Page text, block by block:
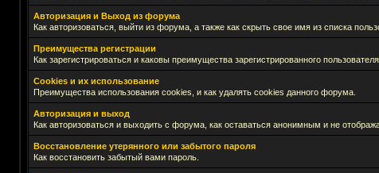
Авторизация и Выход из форума
Как авторизоваться, выйти из форума, а также как скрыть свое имя из списка
Преимущества регистрации
Как зарегистрироваться и каковы преимущества зарегистрированного пользователя.
Cookies и их использование
Преимущества использования cookies, и как удалять cookies данного форума.
Авторизация и выход
Как авторизоваться и выходить с форума, как оставаться анонимным и не
Восстановление утерянного или забытого пароля
Как восстановить забытый вами пароль.